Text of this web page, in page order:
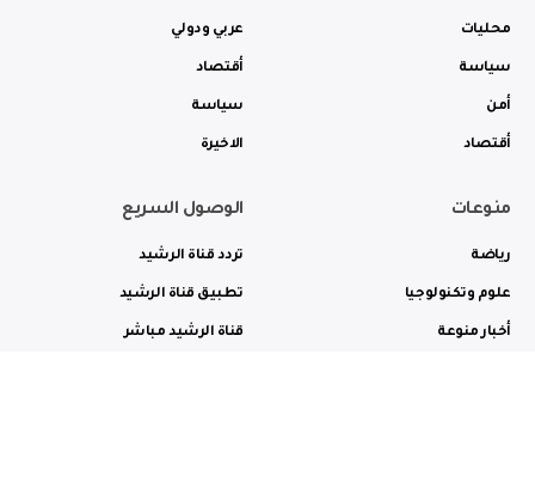
محليات
سياسة
أمن
أقتصاد
عربي ودولي
أقتصاد
سياسة
الاخيرة
منوعات
رياضة
علوم وتكنولوجيا
أخبار منوعة
الوصول السريع
تردد قناة الرشيد
تطبيق قناة الرشيد
قناة الرشيد مباشر